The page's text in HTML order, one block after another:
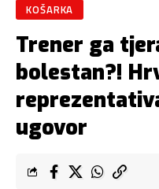
KOŠARKA
Trener ga
bolestan?!
ugovor